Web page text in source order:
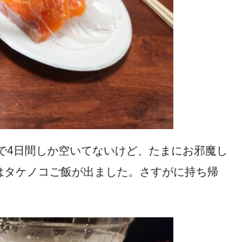
4日間しか空いてないけど、たまにお邪魔し
ケノコご飯が出ました。さすがに持ち帰